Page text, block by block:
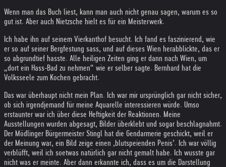
Wenn man das Buch liest, kann man auch nicht genau sagen, warum es so
gut ist. Aber auch Nietzsche hielt es für ein Meisterwerk.
Ich habe ihn auf seinem Vierkanthof besucht. Ich fand es faszinierend, wie
er so auf seiner Bergfestung sass, und auf dieses Wien herabblickte, das er
so abgrundtief hasste. Alle heiligen Zeiten ging er dann nach Wien, um
„dort ein Hass-Bad zu nehmen“ wie er selber sagte. Bernhard hat die
Volksseele zum Kochen gebracht.
Das war überhaupt nicht mein Plan. Ich war mir ursprünglich gar nicht sicher,
ob sich irgendjemand für meine Aquarelle interessieren würde. Umso
erstaunter war ich über diese Heftigkeit der Reaktionen. Meine
Ausstellungen wurden abgesagt, Bilder überklebt und sogar beschlagnahmt.
Der Mödlinger Bürgermeister Stingl hat die Gendarmerie geschickt, weil er
der Meinung war, ein Bild zeige einen ‚blutspeienden Penis’. Ich war völlig
verblüfft, weil ich soetwas natürlich gar nicht gemalt habe. Ich wusste gar
nicht was er meinte. Aber dann erkannte ich, dass es um die Darstellung